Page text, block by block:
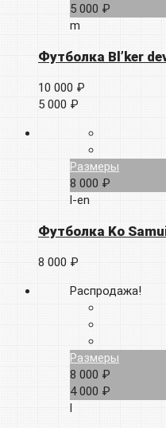
5 000 ₽
m
Футболка Bl’ker
10 000 ₽
5 000 ₽
Размеры
8 000 ₽
l-en
Футболка Ko
8 000 ₽
Распродажа!
Размеры
8 000 ₽
4 000 ₽
l